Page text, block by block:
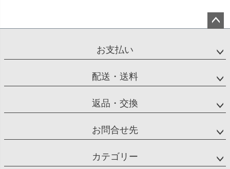
ップ
お支払い
配送・送料
返品・交換
お問合せ先
カテゴリー